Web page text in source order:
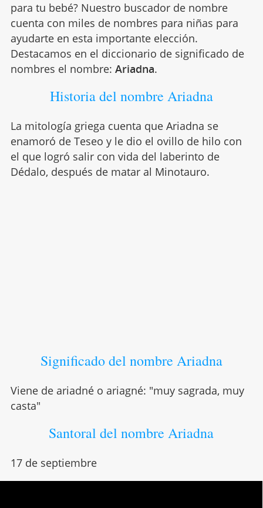
para tu bebé? Nuestro buscador de nombre
cuenta con miles de nombres para niñas para
ayudarte en esta importante elección.
Destacamos en el diccionario de significado de
nombres el nombre: Ariadna.
Historia del nombre Ariadna
La mitología griega cuenta que Ariadna se
enamoró de Teseo y le dio el ovillo de hilo con
el que logró salir con vida del laberinto de
Dédalo, después de matar al Minotauro.
Significado del nombre Ariadna
Viene de ariadné o ariagné: "muy sagrada, muy
casta"
Santoral del nombre Ariadna
17 de septiembre